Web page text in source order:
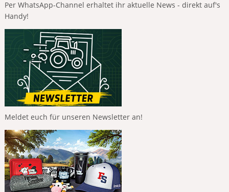
Per WhatsApp-Channel erhaltet ihr aktuelle News - direkt auf's
Handy!
Meldet euch für unseren Newsletter an!